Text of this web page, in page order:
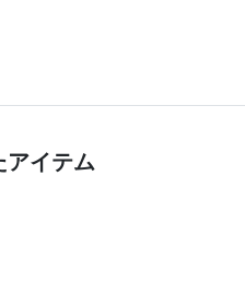
アイテム